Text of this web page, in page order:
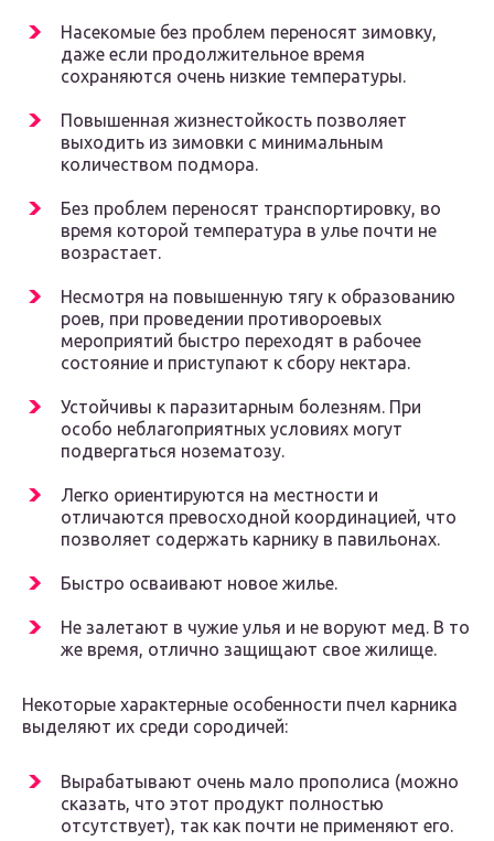
Насекомые без проблем переносят зимовку,
даже если продолжительное время
сохраняются очень низкие температуры.
Повышенная жизнестойкость позволяет
выходить из зимовки с минимальным
количеством подмора.
Без проблем переносят транспортировку, во
время которой температура в улье почти не
возрастает.
Несмотря на повышенную тягу к образованию
роев, при проведении противороевых
мероприятий быстро переходят в рабочее
состояние и приступают к сбору нектара.
Устойчивы к паразитарным болезням. При
особо неблагоприятных условиях могут
подвергаться нозематозу.
Легко ориентируются на местности и
отличаются превосходной координацией, что
позволяет содержать карнику в павильонах.
Быстро осваивают новое жилье.
Не залетают в чужие улья и не воруют мед. В то
же время, отлично защищают свое жилище.
Некоторые характерные особенности пчел карника
выделяют их среди сородичей:
Вырабатывают очень мало прополиса (можно
сказать, что этот продукт полностью
отсутствует), так как почти не применяют его.